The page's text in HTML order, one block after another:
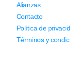
Alianzas
Contacto
Política de
Términos y